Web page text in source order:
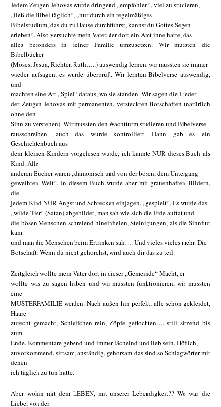
Jedem Zeugen Jehovas wurde dringend „empfohlen“, viel zu studieren,
„ließ die Bibel täglich“, „nur durch ein regelmäßiges
Bibelstudium, das du zu Hause durchführst, kannst du Gottes Segen
erleben“. Also versuchte mein Vater, der dort ein Amt inne hatte, das
alles besonders in seiner Familie umzusetzen. Wir mussten die
Bibelbücher
(Moses, Josua, Richter, Ruth…..) auswendig lernen, wir mussten sie immer
wieder aufsagen, es wurde überprüft. Wir lernten Bibelverse auswendig,
und
machten eine Art „Spiel“ daraus, wo sie standen. Wir sagen die Lieder
der Zeugen Jehovas mit permanenten, versteckten Botschaften (natürlich
ohne den
Sinn zu verstehen). Wir mussten den Wachtturm studieren und Bibelverse
rausschreiben, auch das wurde kontrolliert. Dann gab es ein
Geschichtenbuch aus
dem kleinen Kindern vorgelesen wurde, ich kannte NUR dieses Buch als
Kind. Alle
anderen Bücher waren „dämonisch und von der bösen, dem Untergang
geweihten Welt“. In diesem Buch wurde aber mit grauenhaften Bildern,
die
jedem Kind NUR Angst und Schrecken einjagen, „gespielt“. Es wurde das
„wilde Tier“ (Satan) abgebildet, man sah wie sich die Erde auftat und
die bösen Menschen schreiend hineinfielen, Steinigungen, als die Sinnflut
kam
und man die Menschen beim Ertrinken sah…. Und vieles vieles mehr. Die
Botschaft: Wenn du nicht gehorchst, wird auch dir das zu teil.
Zeitgleich wollte mein Vater dort in dieser „Gemeinde“ Macht, er
wollte was zu sagen haben und wir mussten funktionieren, wir mussten
eine
MUSTERFAMILIE werden. Nach außen hin perfekt, alle schön gekleidet,
Haare
zurecht gemacht, Schleifchen rein, Zöpfe geflochten…. still sitzend bis
zum
Ende. Kommentare gebend und immer lächelnd und lieb sein. Höflich,
zuvorkommend, sittsam, anständig, gehorsam das sind so Schlagwörter mit
denen
ich täglich zu tun hatte.
Aber wohin mit dem LEBEN, mit unserer Lebendigkeit?? Wo war die
Liebe, von der